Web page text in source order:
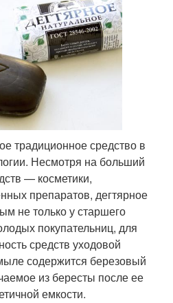
традиционное средство в
Несмотря на больший
— косметики,
препаратов, дегтярное
не только у старшего
покупательниц, для
средств уходовой
содержится березовый
из бересты после ее
емкости.